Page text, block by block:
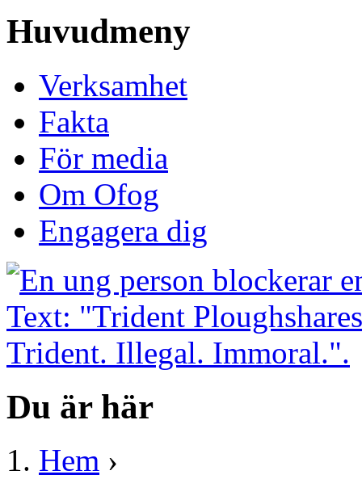
Huvudmeny
Verksamhet
Fakta
För media
Om Ofog
Engagera dig
Du är här
Hem ›